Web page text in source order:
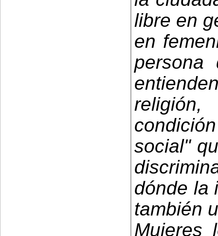
libre en
en
social"
dónde la
también
Mujeres